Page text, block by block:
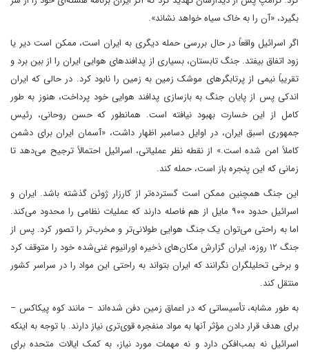
بگیرد، «آن را به خاک سیاه خواهد نشاند».
اگر اسرائیل واقعاً در حال بررسی حمله دیگری به ایران است، ممکن است دیر یا
زود اتفاق بیفتد. جنگ تابستان، بسیاری از پدافندهای هوایی ایران را از بین برد و
تقریباً نیمی از پرتابگرهای موشک زمین به زمین را نابود کرد. در حالی که ایران
اندکی پس از پایان جنگ به بازسازی پدافند هوایی خود پرداخت، هنوز به طور
کامل از این خسارت بهبود نیافته است. همانطور که حسن روحانی، رئیس
جمهوری اسبق ایران، در اوایل دسامبر اظهار داشت، «آسمان ایران برای دشمن
کاملاً امن شده است.» از نقطه نظر عملیاتی، اسرائیل احتمالاً ترجیح می‌دهد تا
زمانی که این پنجره باز است، حمله کند.
این جنگ همچنین ممکن است گسترده‌تر از کارزار ژوئن گذشته باشد. ایران و
اسرائیل حدود ۹۰۰ مایل از هم فاصله دارند که عملیات نظامی را محدود می‌کند.
اما به راحتی می‌توان یک جنگ هوایی طولانی‌تر و مخرب‌تر را تصور کرد. پس از
جنگ ۱۲ روزه، ایران گزارش مکان‌های ذخیره اورانیوم غنی‌شده خود را متوقف کرد
و برخی تحلیلگران نگرانند که ایران بتواند به راحتی این مواد را در سراسر کشور
منتقل کند.
به طور مشابه، تأسیساتی که در اعماق زمین دفن شده‌اند – مانند کوه پیکاکس –
برای هدف قرار دادن مؤثر آنها به مواد منفجره قوی‌تری نیاز دارند. با توجه به اینکه
اسرائیل نه بمب‌افکن دارد و نه مهمات مورد نیاز، به کمک ایالات متحده برای